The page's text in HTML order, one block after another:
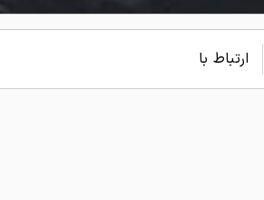
ارتباط با